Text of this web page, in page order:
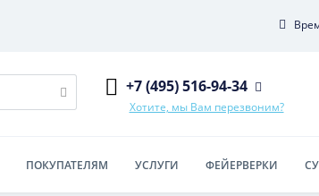
+7 (495) 516-94-34
Хотите, мы Вам перезвоним?
ПОКУПАТЕЛЯМ УСЛУГИ ФЕЙЕРВЕРКИ